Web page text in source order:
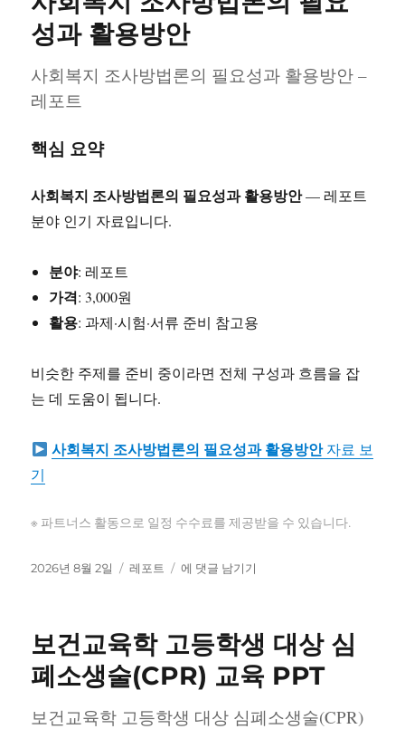
책
분
보
성과 활용방안
사회복지 조사방법론의 필요성과 활용방안 –
레포트
핵심 요약
사회복지 조사방법론의 필요성과 활용방안— 레포트
분야 인기 자료입니다.
분야: 레포트
가격: 3,000원
활용: 과제·시험·서류 준비 참고용
비슷한 주제를 준비 중이라면 전체 구성과 흐름을 잡
는 데 도움이 됩니다.
사회복지 조사방법론의 필요성과 활용방안자료 보
기
※ 파트너스 활동으로 일정 수수료를 제공받을 수 있습니다.
작
2026년 8월 2일
카
레포트
사
조
방
론
에 댓글 남기기
보건교육학 고등학생 대상 심
폐소생술(CPR) 교육 PPT
보건교육학 고등학생 대상 심폐소생술(CPR)